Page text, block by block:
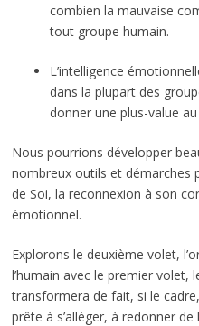
combien la mauvaise
tout groupe humain.
L’intelligence
dans la plupart des
donner une plus-value
Nous pourrions développer
nombreux outils et démarches
de Soi, la reconnexion à son
émotionnel.
Explorons le deuxième volet,
l’humain avec le premier volet,
transformera de fait, si le
prête à s’alléger, à redonner